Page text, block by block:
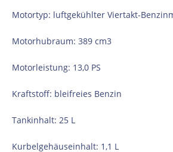
Motortyp: luftgekühlter Viertakt-
Motorhubraum: 389 cm3
Motorleistung: 13,0 PS
Kraftstoff: bleifreies Benzin
Tankinhalt: 25 L
Kurbelgehäuseinhalt: 1,1 L